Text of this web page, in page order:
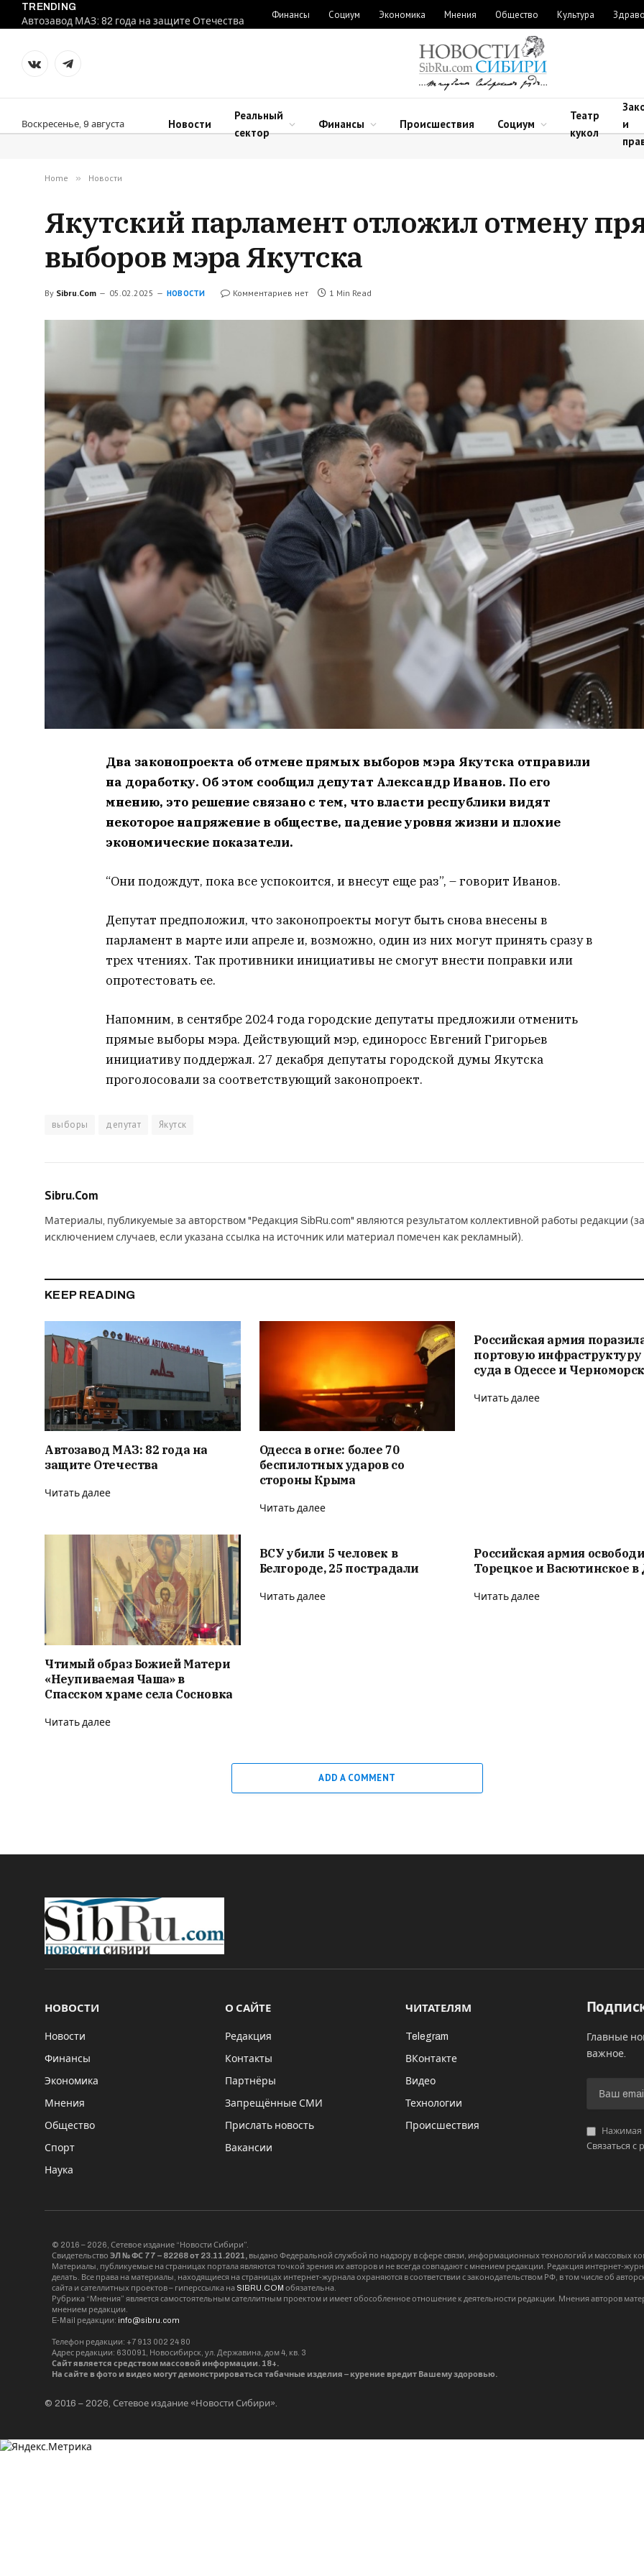
TRENDING
Автозавод МАЗ: 82 года на защите Отечества
Финансы Социум Экономика Мнения Общество Культура
VKontakteTelegram
Воскресенье, 9 августа Новости
Реальный
сектор
Финансы Происшествия Социум
Театр
кукол
и
Home » Новости
Якутский парламент отложил отмену
выборов мэра Якутска
By Sibru.Com 05.02.2025 НОВОСТИ Комментариев нет 1 Min Read
Два законопроекта об отмене прямых выборов мэра Якутска отправили
на доработку. Об этом сообщил депутат Александр Иванов. По его
мнению, это решение связано с тем, что власти республики видят
некоторое напряжение в обществе, падение уровня жизни и плохие
экономические показатели.
“Они подождут, пока все успокоится, и внесут еще раз”, – говорит Иванов.
Депутат предположил, что законопроекты могут быть снова внесены в
парламент в марте или апреле и, возможно, один из них могут принять сразу в
трех чтениях. Так противники инициативы не смогут внести поправки или
опротестовать ее.
Напомним, в сентябре 2024 года городские депутаты предложили отменить
прямые выборы мэра. Действующий мэр, единоросс Евгений Григорьев
инициативу поддержал. 27 декабря депутаты городской думы Якутска
проголосовали за соответствующий законопроект.
выборы депутат Якутск
Sibru.Com
Материалы, публикуемые за авторством "Редакция SibRu.com" являются результатом коллективной работы редакции (за
исключением случаев, если указана ссылка на источник или материал помечен как рекламный).
KEEP READING
Автозавод МАЗ: 82 года на
защите Отечества
Читать далее
Одесса в огне: более 70
беспилотных ударов со
стороны Крыма
Читать далее
Российская армия
портовую инфраструктуру
суда в Одессе и
Читать далее
Чтимый образ Божией Матери
«Неупиваемая Чаша» в
Спасском храме села Сосновка
Читать далее
ВСУ убили 5 человек в
Белгороде, 25 пострадали
Читать далее
Российская армия
Торецкое и Васютинское
Читать далее
ADD A COMMENT
НОВОСТИ
Новости
Финансы
Экономика
Мнения
Общество
Спорт
Наука
О САЙТЕ
Редакция
Контакты
Партнёры
Запрещённые СМИ
Прислать новость
Вакансии
ЧИТАТЕЛЯМ
Telegram
ВКонтакте
Видео
Технологии
Происшествия
Главные
важное.
Нажимая
Связаться с
© 2016 – 2026, Сетевое издание “Новости Сибири”.
Свидетельство ЭЛ № ФС 77 – 82268 от 23.11.2021, выдано Федеральной службой по надзору в сфере связи, информационных технологий и массовых
Материалы, публикуемые на страницах портала являются точкой зрения их авторов и не всегда совпадают с мнением редакции. Редакция интернет-
делать. Все права на материалы, находящиеся на страницах интернет-журнала охраняются в соответствии с законодательством РФ, в том числе об
сайта и сателлитных проектов – гиперссылка на SIBRU.COM обязательна.
Рубрика “Мнения” является самостоятельным сателлитным проектом и имеет обособленное отношение к деятельности редакции. Мнения авторов
мнением редакции.
E-Mail редакции: info@sibru.com
Телефон редакции: +7 913 002 24 80
Адрес редакции: 630091, Новосибирск, ул. Державина, дом 4, кв. 3
Сайт является средством массовой информации. 18+.
На сайте в фото и видео могут демонстрироваться табачные изделия – курение вредит Вашему здоровью.
© 2016 – 2026, Сетевое издание «Новости Сибири».